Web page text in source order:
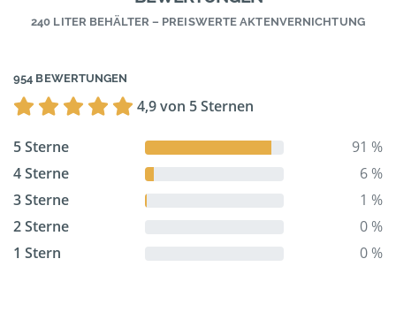
240 LITER BEHÄLTER – PREISWERTE AKTENVERNICHTUNG
954 BEWERTUNGEN
4,9 von 5 Sternen
5 Sterne
91 %
4 Sterne
6 %
3 Sterne
1 %
2 Sterne
0 %
1 Stern
0 %